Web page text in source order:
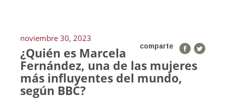
noviembre 30, 2023
comparte
¿Quién es Marcela
Fernández, una de las mujeres
más influyentes del mundo,
según BBC?